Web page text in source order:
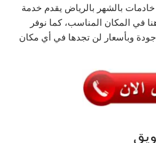
بالشهر بالرياض يقدم خدمة
في المكان المناسب، كما نوفر
وبأسعار لن تجدها في أي مكان